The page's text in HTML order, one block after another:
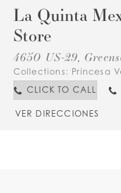
La Quinta
Store
4650 US-29,
Collections: Princesa
CLICK TO CALL
VER DIRECCIONES